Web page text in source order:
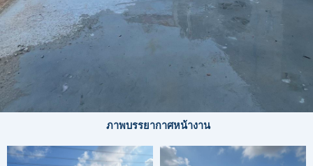
ภาพบรรยากาศหน้างาน